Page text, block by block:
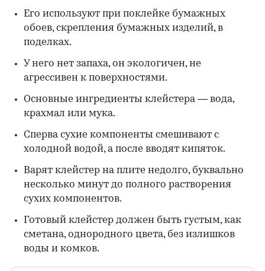
Его используют при поклейке бумажных
обоев, скрепления бумажных изделий, в
поделках.
У него нет запаха, он экологичен, не
агрессивен к поверхностями.
Основные ингредиенты клейстера — вода,
крахмал или мука.
Сперва сухие компоненты смешивают с
холодной водой, а после вводят кипяток.
Варят клейстер на плите недолго, буквально
несколько минут до полного растворения
сухих компонентов.
Готовый клейстер должен быть густым, как
сметана, однородного цвета, без излишков
воды и комков.